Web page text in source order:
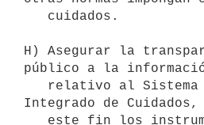
H) Asegurar la
público a la
Integrado de